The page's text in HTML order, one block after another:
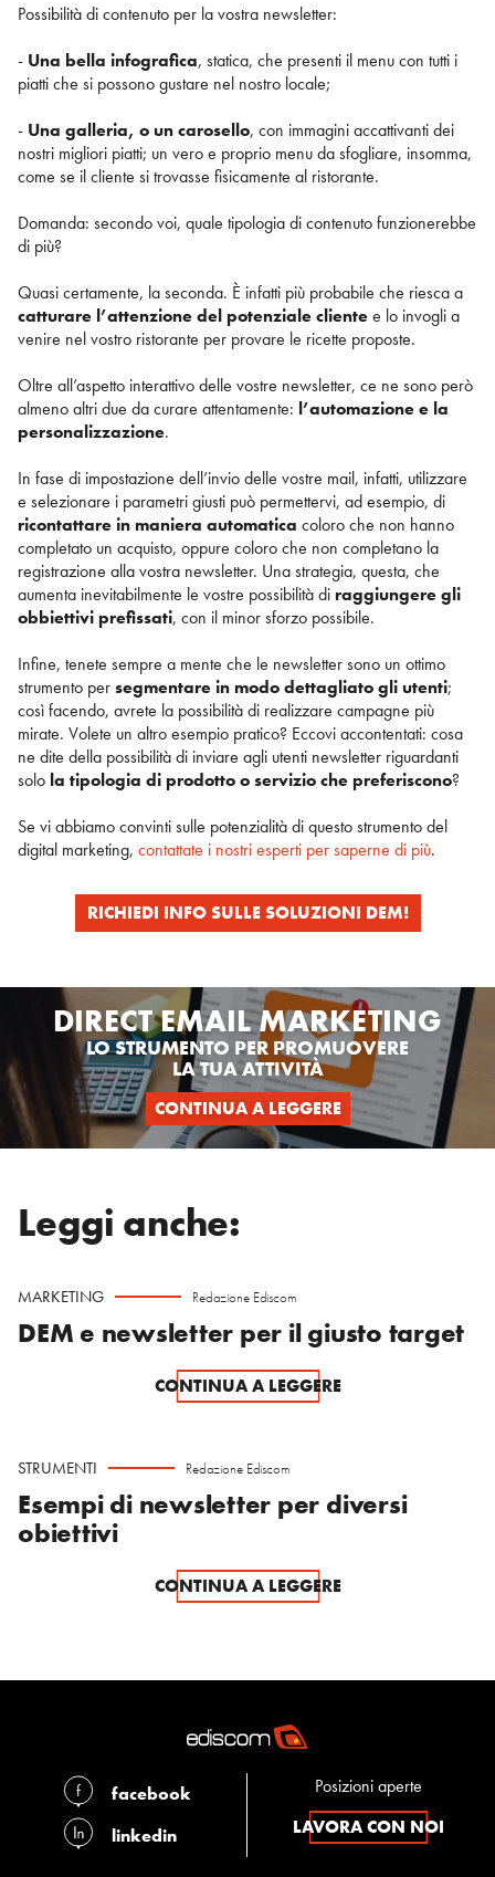
Possibilità di contenuto per la vostra newsletter:
- Una bella infografica, statica, che presenti il menu con tutti i
piatti che si possono gustare nel nostro locale;
- Una galleria, o un carosello, con immagini accattivanti dei
nostri migliori piatti; un vero e proprio menu da sfogliare, insomma,
come se il cliente si trovasse fisicamente al ristorante.
Domanda: secondo voi, quale tipologia di contenuto funzionerebbe
di più?
Quasi certamente, la seconda. È infatti più probabile che riesca a
catturare l’attenzione del potenziale clientee lo invogli a
venire nel vostro ristorante per provare le ricette proposte.
Oltre all’aspetto interattivo delle vostre newsletter, ce ne sono però
almeno altri due da curare attentamente: l’automazione e la
personalizzazione.
In fase di impostazione dell’invio delle vostre mail, infatti, utilizzare
e selezionare i parametri giusti può permettervi, ad esempio, di
ricontattare in maniera automatica coloro che non hanno
completato un acquisto, oppure coloro che non completano la
registrazione alla vostra newsletter. Una strategia, questa, che
aumenta inevitabilmente le vostre possibilità diraggiungere gli
obbiettivi prefissati, con il minor sforzo possibile.
Infine, tenete sempre a mente che le newsletter sono un ottimo
strumento persegmentare in modo dettagliato gli utenti;
così facendo, avrete la possibilità di realizzare campagne più
mirate. Volete un altro esempio pratico? Eccovi accontentati: cosa
ne dite della possibilità di inviare agli utenti newsletter riguardanti
solo la tipologia di prodotto o servizio che preferiscono?
Se vi abbiamo convinti sulle potenzialità di questo strumento del
digital marketing, contattate i nostri esperti per saperne di più.
RICHIEDI INFO SULLE SOLUZIONI DEM!
DIRECT EMAIL MARKETING
LO STRUMENTO PER PROMUOVERE
LA TUA ATTIVITÀ
CONTINUA A LEGGERE
Leggi anche:
MARKETING Redazione Ediscom
DEM e newsletter per il giusto target
CONTINUA A LEGGERE
STRUMENTI Redazione Ediscom
Esempi di newsletter per diversi
obiettivi
CONTINUA A LEGGERE
facebook
linkedin
Posizioni aperte
LAVORA CON NOI